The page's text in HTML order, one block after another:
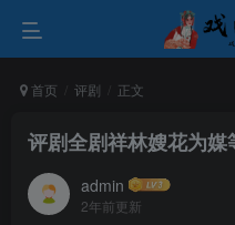
首页 评剧 正文
评剧全剧祥林嫂花为
admin
2年前更新